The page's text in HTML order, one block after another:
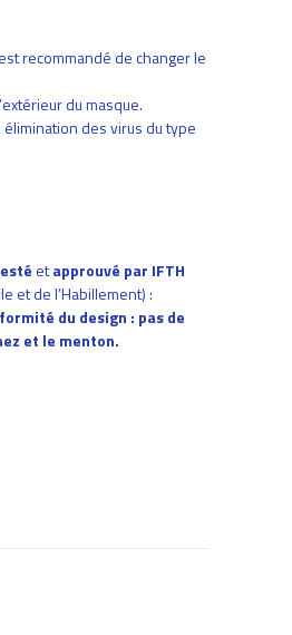
recommandé de changer le
du masque.
des virus du type
etapprouvé par IFTH
et de l’Habillement) :
du design : pas de
et le menton.